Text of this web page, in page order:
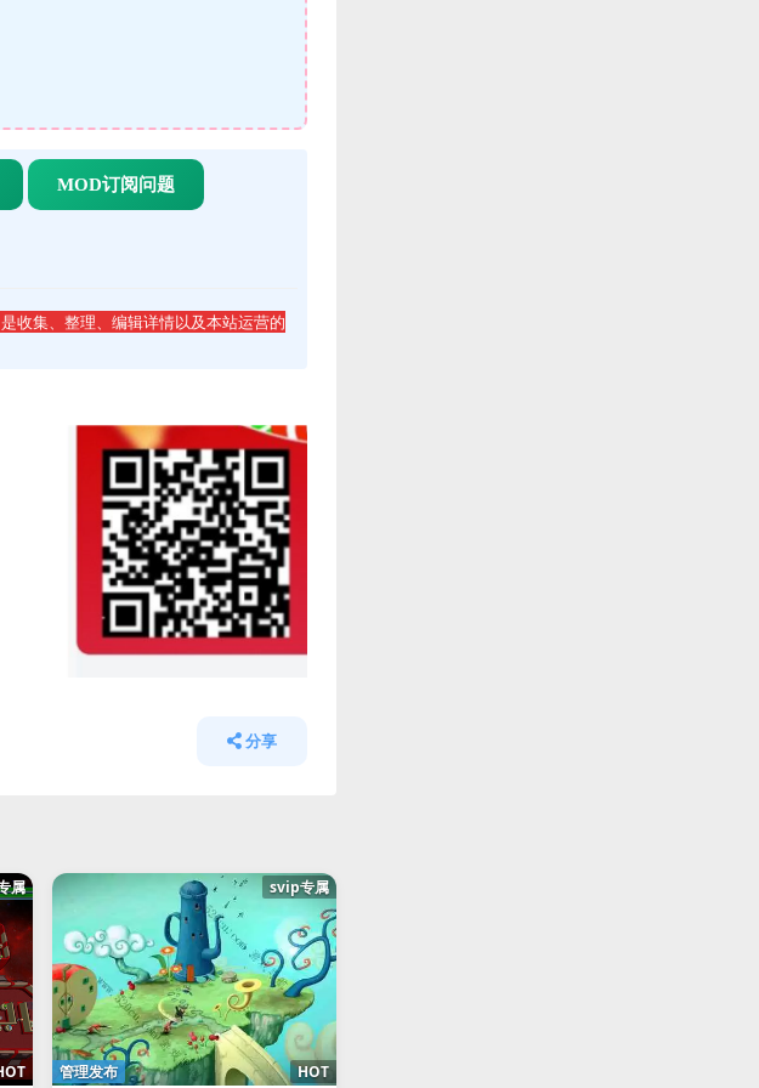
MOD订阅问题
收集、整理、编辑详情以及本站运营的
分享
属 svip专属
HOT
管理发布